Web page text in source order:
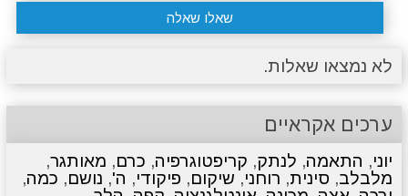
שאלו שאלה
לא נמצאו שאלות.
ערכים אקראיים
יוני, התאמה, לנתק, קריפטוגרפיה, כרם, מאותגר,
מלבלב, סינית, רוחני, שיקום, פיקודי, ה', נושם, כמה,